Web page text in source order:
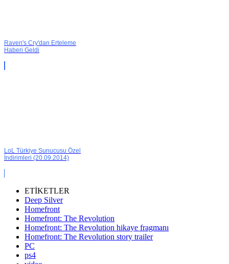
Raven's Cry'dan Erteleme
Haberi Geldi
LoL Türkiye Sunucusu Özel
İndirimleri (20.09.2014)
ETİKETLER
Deep Silver
Homefront
Homefront: The Revolution
Homefront: The Revolution hikaye fragmanı
Homefront: The Revolution story trailer
PC
ps4